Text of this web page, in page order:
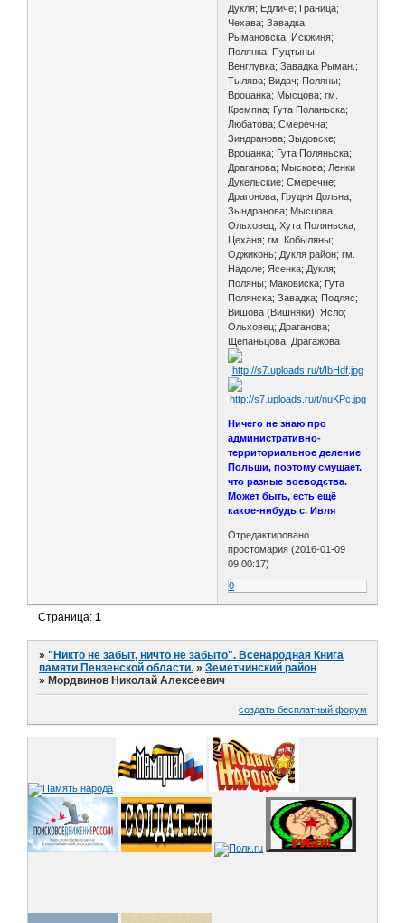
Дукля; Едличе; Граница;
Чехава; Завадка
Рымановска; Искжиня;
Полянка; Пуцтыны;
Венглувка; Завадка Рыман.;
Тылява; Видач; Поляны;
Вроцанка; Мысцова; гм.
Кремпна; Гута Поланьска;
Любатова; Смеречна;
Зиндранова; Зыдовске;
Вроцанка; Гута Поляньска;
Драганова; Мыскова; Ленки
Дукельские; Смеречне;
Драгонова; Грудня Дольна;
Зындранова; Мысцова;
Ольховец; Хута Поляньска;
Цеханя; гм. Кобыляны;
Оджиконь; Дукля район; гм.
Надоле; Ясенка; Дукля;
Поляны; Маковиска; Гута
Полянска; Завадка; Подляс;
Вишова (Вишняки); Ясло;
Ольховец; Драганова;
Щепаньцова; Драгажова
Ничего не знаю про
административно-
территориальное деление
Польши, поэтому смущает.
что разные воеводства.
Может быть, есть ещё
какое-нибудь с. Ивля
Отредактировано
простомария (2016-01-09
09:00:17)
0
Страница:1
»"Никто не забыт, ничто не забыто". Всенародная Книга
памяти Пензенской области. »Земетчинский район
» Мордвинов Николай Алексеевич
создать бесплатный форум